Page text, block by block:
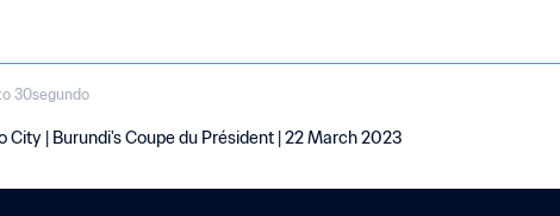
30segundo
City | Burundi's Coupe du Président | 22 March 2023